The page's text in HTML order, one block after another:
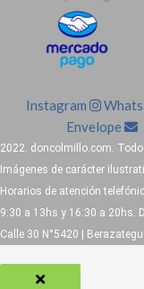
Instagram
Envelope
2022. doncolmillo.com.
Imágenes de carácter
Horarios de atención
9:30 a 13hs y 16:30 a 20hs.
Calle 30 N°5420 |